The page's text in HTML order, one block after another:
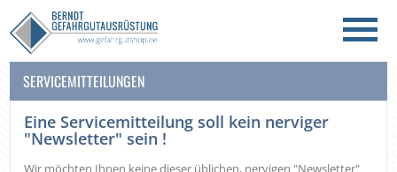
SERVICEMITTEILUNGEN
Eine Servicemitteilung soll kein nerviger
"Newsletter" sein !
Wir möchten Ihnen keine dieser üblichen, nervigen "Newsletter"